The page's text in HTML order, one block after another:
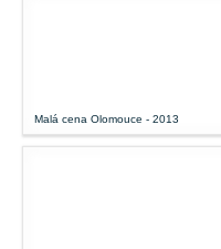
Malá cena Olomouce - 2013